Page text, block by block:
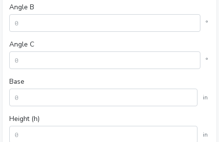
Angle B
°
Angle C
°
Base
in
Height (h)
in